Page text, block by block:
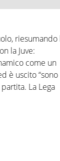
riesumando
la Juve:
come un
è uscito “sono
La Lega